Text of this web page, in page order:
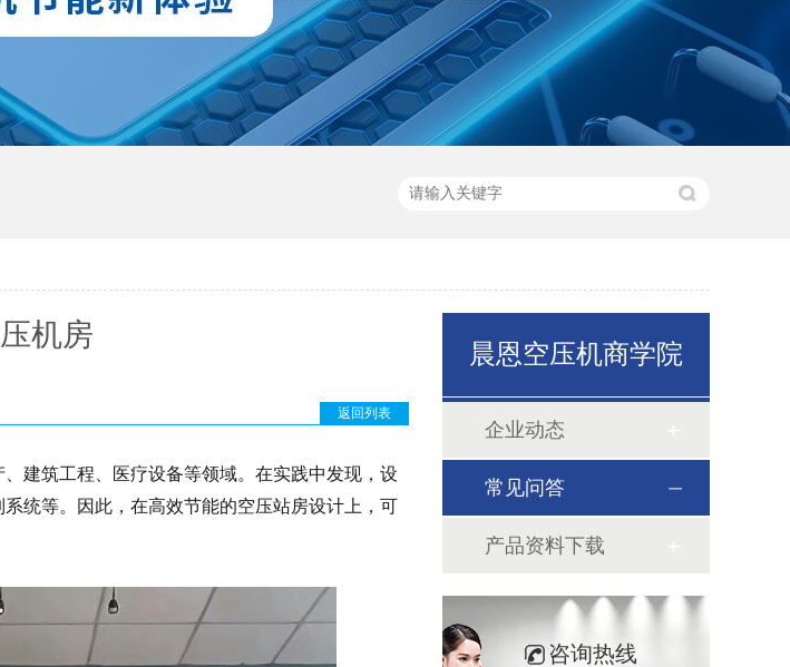
机房
返回列表
建筑工程、医疗设备等领域。在实践中发现，设
统等。因此，在高效节能的空压站房设计上，可
晨恩空压机商学院
企业动态
常见问答
产品资料下载
咨询热线